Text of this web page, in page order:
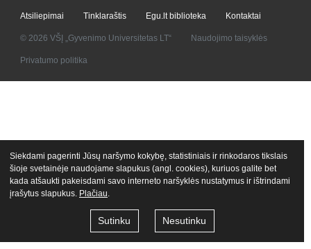
Atsiliepimai Tinklaraštis Egu.lt biblioteka Kontaktai
© 2026 VŠĮ „Gyvenimo Universitetas LT“ Naudojimo taisyklės
Privatumo politika
Siekdami pagerinti Jūsų naršymo kokybę, statistiniais ir rinkodaros tikslais
šioje svetainėje naudojame slapukus (angl. cookies), kuriuos galite bet
kada atšaukti pakeisdami savo interneto naršyklės nustatymus ir ištrindami
įrašytus slapukus. Plačiau
Sutinku Nesutinku